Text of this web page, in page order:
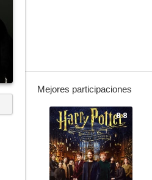
Mejores participaciones
8.8